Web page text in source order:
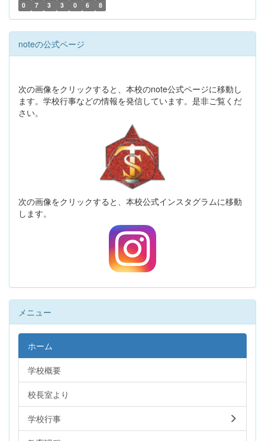
0 7 3 3 0 6 8
noteの公式ページ
次の画像をクリックすると、本校のnote公式ページに移動し
ます。学校行事などの情報を発信しています。是非ご覧くだ
さい。
次の画像をクリックすると、本校公式インスタグラムに移動
します。
メニュー
ホーム
学校概要
校長室より
学校行事